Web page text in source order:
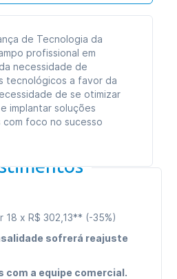
de Tecnologia da
profissional em
necessidade de
tecnológicos a favor da
de se otimizar
implantar soluções
com foco no sucesso
18 x R$ 302,13** (-35%)
sofrerá reajuste
a equipe comercial.